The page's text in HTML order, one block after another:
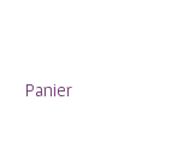
Panier